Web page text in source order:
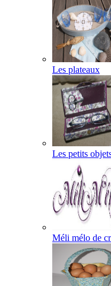
Les plateaux
Les petits
Méli mélo de